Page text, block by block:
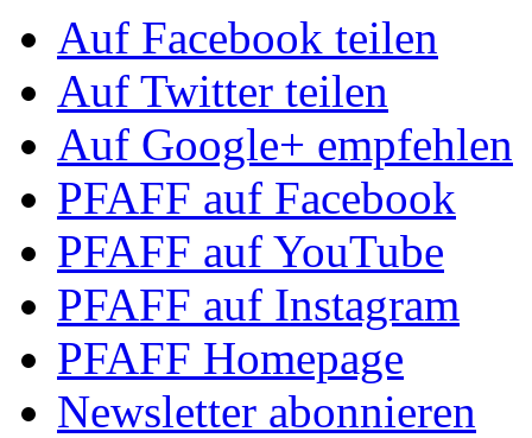
Auf Facebook teilen
Auf Twitter teilen
Auf Google+ empfehlen
PFAFF auf Facebook
PFAFF auf YouTube
PFAFF auf Instagram
PFAFF Homepage
Newsletter abonnieren